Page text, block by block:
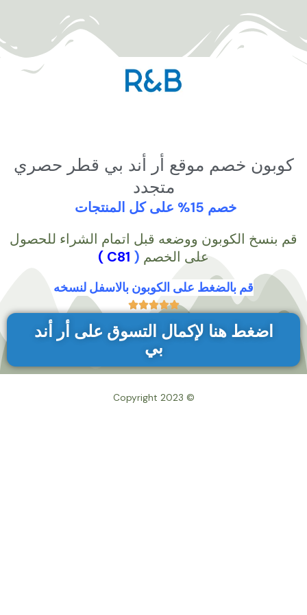
المحتوى
كوبون خصم موقع أر أند بي قطر حصري
متجدد
خصم 15% على كل المنتجات
قم بنسخ الكوبون ووضعه قبل اتمام الشراء للحصول
على الخصم (
C81 )
قم بالضغط على الكوبون بالاسفل لنسخه





اضغط هنا لإكمال التسوق على أر أند
بي
© Copyright 2023